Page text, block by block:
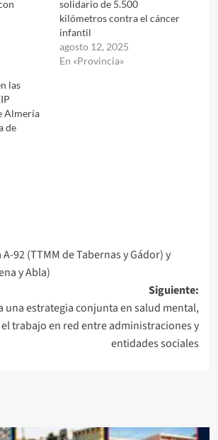
solidario de 5.500
kilómetros contra el cáncer
infantil
agosto 12, 2025
En «Provincia»
las
Almería
de
92 (TTMM de Tabernas y Gádor) y
y Abla)
Siguiente:
una estrategia conjunta en salud mental,
trabajo en red entre administraciones y
entidades sociales